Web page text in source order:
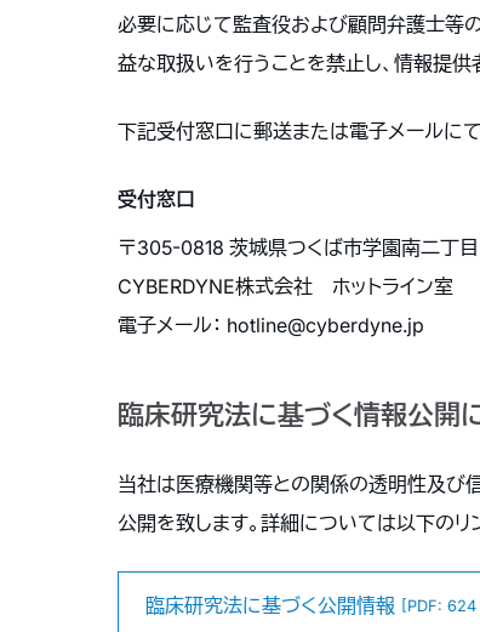
必要に応じて監査役および顧問弁護士等
益な取扱いを行うことを禁止し、情報提
下記受付窓口に郵送または電子メールにて
受付窓口
〒305-0818 茨城県つくば市学園南二丁目
CYBERDYNE株式会社 ホットライン室
電子メール： hotline@cyberdyne.jp
臨床研究法に基づく情報公開
当社は医療機関等との関係の透明性及び
公開を致します。詳細については以下のリ
臨床研究法に基づく公開情報 [PDF: 624